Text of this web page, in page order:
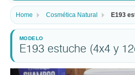
Home Cosmética Natural E193
E193 estuche (4x4 y